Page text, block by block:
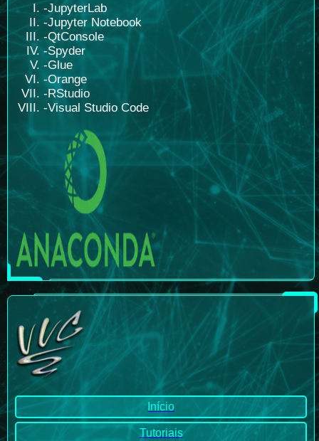
-JupyterLab
-Jupyter Notebook
-QtConsole
-Spyder
-Glue
-Orange
-RStudio
-Visual Studio Code
Início
Tutoriais